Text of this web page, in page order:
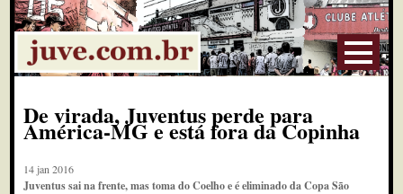
De virada, Juventus perde para
América-MG e está fora da Copinha
14 jan 2016
Juventus sai na frente, mas toma do Coelho e é eliminado da Copa São